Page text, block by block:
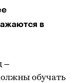
в
–
обучать